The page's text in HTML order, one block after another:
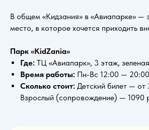
В общем «Кидзания» в «Авиапарке» —
место, в которое хочется приходить
Парк «KidZania»
Где: ТЦ «Авиапарк», 3 этаж,
Время работы: Пн-Вс 12:00 — 20:00
Сколько стоит: Детский билет — от
Взрослый (сопровождение) — 1090